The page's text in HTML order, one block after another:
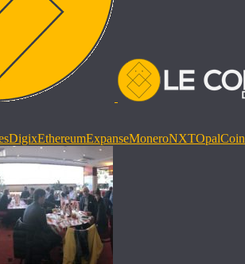
DigixEthereumExpanseMoneroNXTOpalCoin